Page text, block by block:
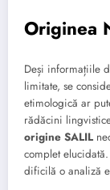
Originea
Deși informațiile
limitate, se
etimologică ar
rădăcini
origine SALIL
complet
dificilă o analiză